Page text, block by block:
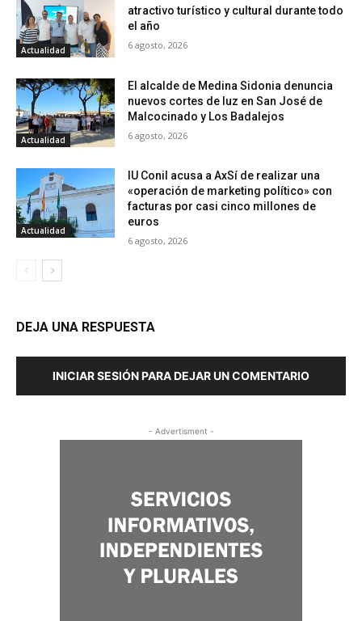
Actualidad
atractivo turístico y cultural durante todo
el año
6 agosto, 2026
Actualidad
El alcalde de Medina Sidonia denuncia
nuevos cortes de luz en San José de
Malcocinado y Los Badalejos
6 agosto, 2026
Actualidad
IU Conil acusa a AxSí de realizar una
«operación de marketing político» con
facturas por casi cinco millones de
euros
6 agosto, 2026
DEJA UNA RESPUESTA
INICIAR SESIÓN PARA DEJAR UN COMENTARIO
- Advertisment -